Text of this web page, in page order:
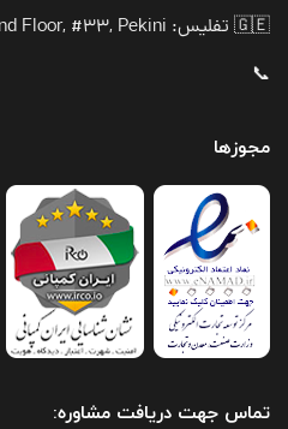
🇬🇪 تفلیس: 2nd Floor, #33, Pekini
📞
مجوزها
تماس جهت دریافت مشاوره: